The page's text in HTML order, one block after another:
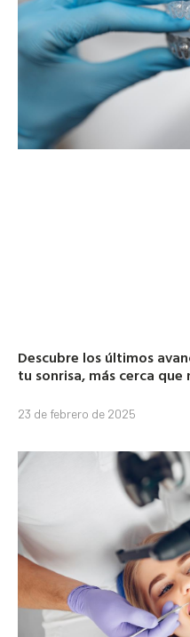
Descubre los últimos
tu sonrisa, más cerca que
23 de febrero de 2025